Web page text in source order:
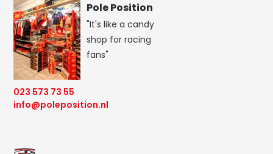
Pole Position
"It's like a candy
shop for racing
fans"
023 573 73 55
info@poleposition.nl